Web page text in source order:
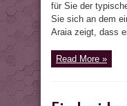
für Sie der
Sie sich an dem
Araia zeigt, dass
Read More »